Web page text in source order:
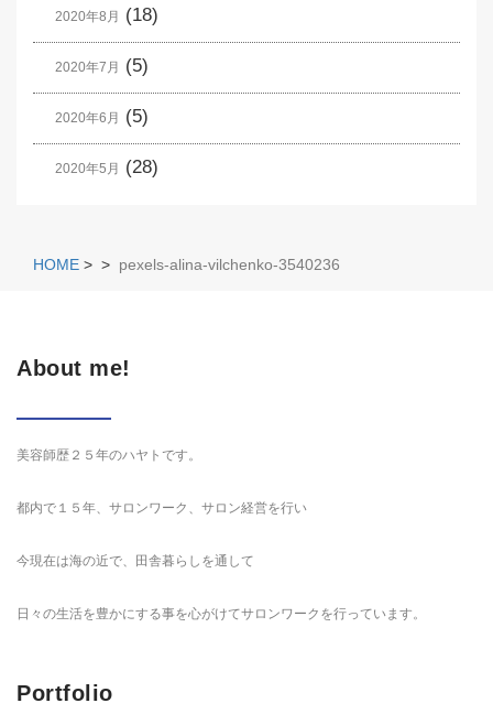
2020年8月 (18)
2020年7月 (5)
2020年6月 (5)
2020年5月 (28)
HOME > > pexels-alina-vilchenko-3540236
About me!
美容師歴２５年のハヤトです。
都内で１５年、サロンワーク、サロン経営を行い
今現在は海の近で、田舎暮らしを通して
日々の生活を豊かにする事を心がけてサロンワークを行っています。
Portfolio